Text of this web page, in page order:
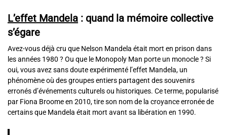
L’effet Mandela : quand la mémoire collective
s’égare
Avez-vous déjà cru que Nelson Mandela était mort en prison dans
les années 1980 ? Ou que le Monopoly Man porte un monocle ? Si
oui, vous avez sans doute expérimenté l’effet Mandela, un
phénomène où des groupes entiers partagent des souvenirs
erronés d’événements culturels ou historiques. Ce terme, popularisé
par Fiona Broome en 2010, tire son nom de la croyance erronée de
certains que Mandela était mort avant sa libération en 1990.